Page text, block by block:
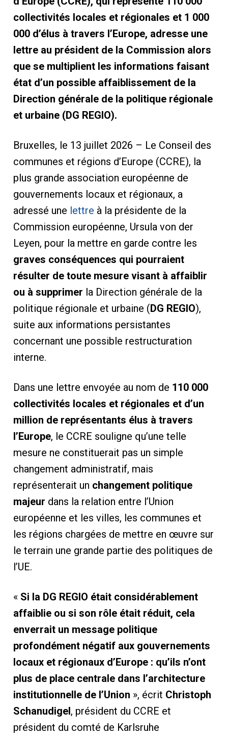
collectivités locales et régionales et 1 000
000 d’élus à travers l’Europe, adresse une
lettre au président de la Commission alors
que se multiplient les informations faisant
état d’un possible affaiblissement de la
Direction générale de la politique régionale
et urbaine (DG REGIO).
Bruxelles, le 13 juillet 2026 – Le Conseil des
communes et régions d’Europe (CCRE), la
plus grande association européenne de
gouvernements locaux et régionaux, a
adressé une lettre à la présidente de la
Commission européenne, Ursula von der
Leyen, pour la mettre en garde contre les
graves conséquences qui pourraient
résulter de toute mesure visant à affaiblir
ou à supprimer la Direction générale de la
politique régionale et urbaine (DG REGIO),
suite aux informations persistantes
concernant une possible restructuration
interne.
Dans une lettre envoyée au nom de 110 000
collectivités locales et régionales et d’un
million de représentants élus à travers
l’Europe, le CCRE souligne qu’une telle
mesure ne constituerait pas un simple
changement administratif, mais
représenterait un changement politique
majeur dans la relation entre l’Union
européenne et les villes, les communes et
les régions chargées de mettre en œuvre sur
le terrain une grande partie des politiques de
l’UE.
«Si la DG REGIO était considérablement
affaiblie ou si son rôle était réduit, cela
enverrait un message politique
profondément négatif aux gouvernements
locaux et régionaux d’Europe : qu’ils n’ont
plus de place centrale dans l’architecture
institutionnelle de l’Union », écrit Christoph
Schanudigel, président du CCRE et
président du comté de Karlsruhe